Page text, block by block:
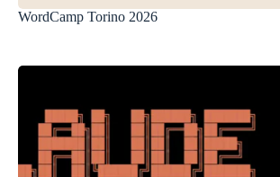
WordCamp Torino 2026